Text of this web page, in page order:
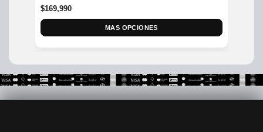
$169,990
MAS OPCIONES